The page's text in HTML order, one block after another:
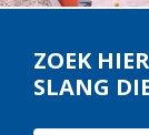
ZOEK
SLANG